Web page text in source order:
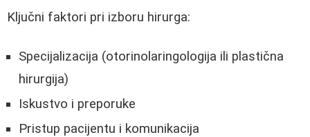
Ključni faktori pri izboru hirurga:
Specijalizacija (otorinolaringologija ili plastična
hirurgija)
Iskustvo i preporuke
Pristup pacijentu i komunikacija